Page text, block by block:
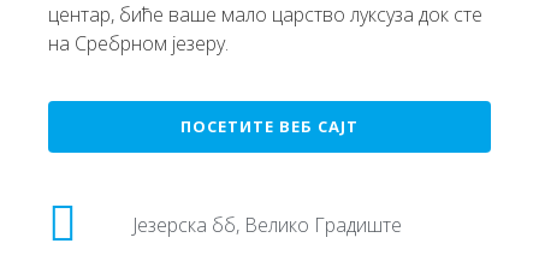
центар, биће ваше мало царство луксуза док сте
на Сребрном језеру.
ПОСЕТИТЕ ВЕБ САЈТ
Језерска бб, Велико Градиште